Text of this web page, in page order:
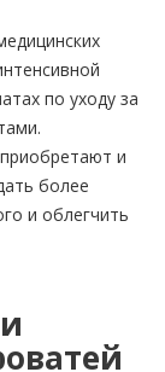
по уходу за
и
более
и облегчить